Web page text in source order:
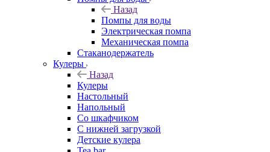
Назад
Помпы для воды
Электрическая помпа
Механическая помпа
Стаканодержатель
Кулеры
Назад
Кулеры
Настольный
Напольный
Со шкафчиком
С нижней загрузкой
Детские кулера